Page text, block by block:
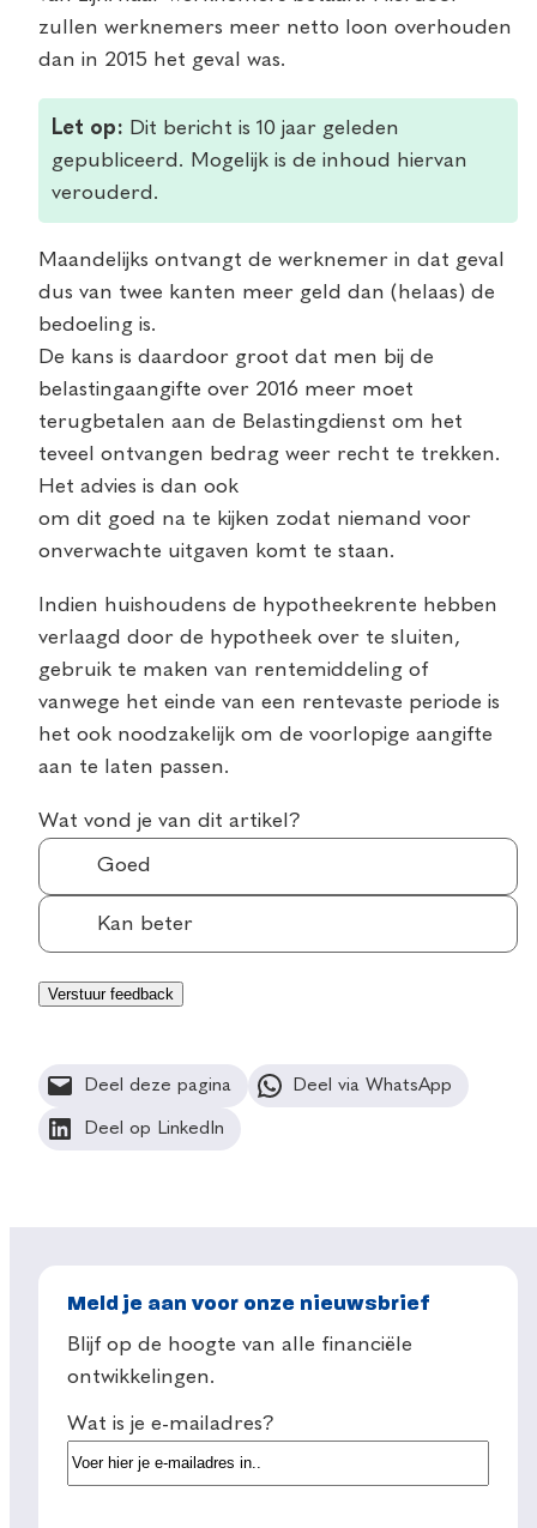
zullen werknemers meer netto loon overhouden
dan in 2015 het geval was.
Let op: Dit bericht is 10 jaar geleden
gepubliceerd. Mogelijk is de inhoud hiervan
verouderd.
Maandelijks ontvangt de werknemer in dat geval
dus van twee kanten meer geld dan (helaas) de
bedoeling is.
De kans is daardoor groot dat men bij de
belastingaangifte over 2016 meer moet
terugbetalen aan de Belastingdienst om het
teveel ontvangen bedrag weer recht te trekken.
Het advies is dan ook
om dit goed na te kijken zodat niemand voor
onverwachte uitgaven komt te staan.
Indien huishoudens de hypotheekrente hebben
verlaagd door de hypotheek over te sluiten,
gebruik te maken van rentemiddeling of
vanwege het einde van een rentevaste periode is
het ook noodzakelijk om de voorlopige aangifte
aan te laten passen.
Wat vond je van dit artikel?
Goed
Kan beter
Deel deze pagina Deel via WhatsApp
Deel op LinkedIn
Meld je aan voor onze nieuwsbrief
Blijf op de hoogte van alle financiële
ontwikkelingen.
Wat is je e-mailadres?